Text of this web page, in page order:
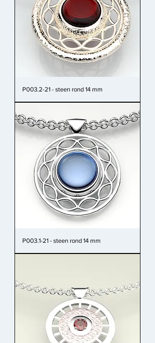
P003.2-21 - steen rond 14 mm
P003.1-21 - steen rond 14 mm